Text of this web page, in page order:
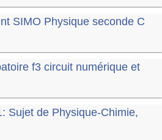
SIMO Physique seconde C
f3 circuit numérique et
Sujet de Physique-Chimie,